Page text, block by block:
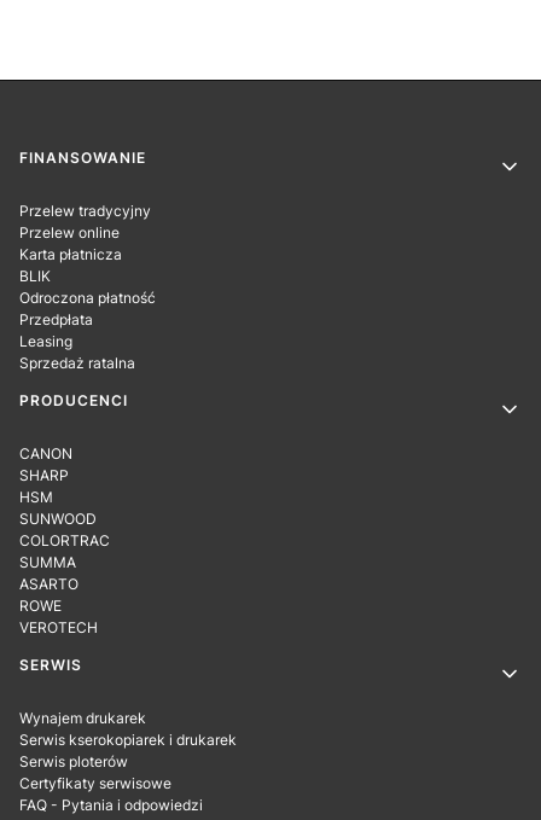
Linki w stopce
FINANSOWANIE
Przelew tradycyjny
Przelew online
Karta płatnicza
BLIK
Odroczona płatność
Przedpłata
Leasing
Sprzedaż ratalna
PRODUCENCI
CANON
SHARP
HSM
SUNWOOD
COLORTRAC
SUMMA
ASARTO
ROWE
VEROTECH
SERWIS
Wynajem drukarek
Serwis kserokopiarek i drukarek
Serwis ploterów
Certyfikaty serwisowe
FAQ - Pytania i odpowiedzi